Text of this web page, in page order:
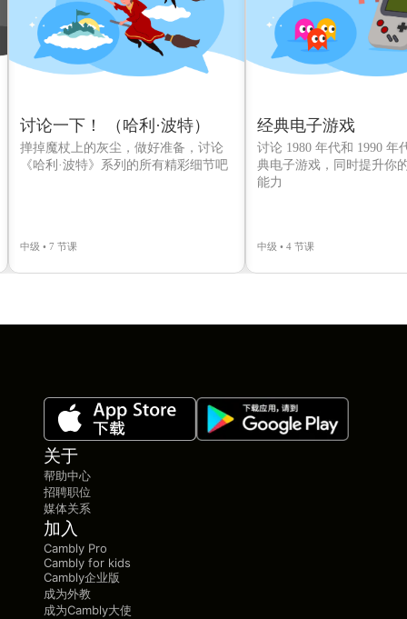
讨论一下！ （哈利·波特）
掸掉魔杖上的灰尘，做好准备，讨论
《哈利·波特》系列的所有精彩细节吧
中级 • 7 节课
经典电子游戏
讨论 1980 年代和 1990 年
典电子游戏，同时提升你
能力
中级 • 4 节课
关于
帮助中心
招聘职位
媒体关系
加入
Cambly Pro
Cambly for kids
Cambly企业版
成为外教
成为Cambly大使